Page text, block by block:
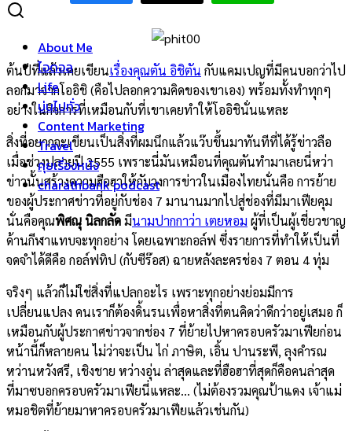
About Me
ไอดอล
Life
บ่นไปทั่ว
Content Marketing
Travel
คุยเรื่องหนัง
charathbank podcast
ต้นปีที่แล้วเคยเขียนเรื่องคุณตัน อิชิตัน กับแคมเปญที่มีคนบอกว่าไป
ลอกมาจากโออิชิ (คือไปลอกความคิดของเขาเอง) พร้อมทั้งทำทุกๆ
อย่างในกิจการที่เหมือนกับที่เขาเคยทำให้โออิชินั่นแหละ
สิ่งที่อยากจะเขียนเป็นสิ่งที่ผมนึกแล้วแว๊บขึ้นมาทันทีที่ได้รู้ข่าวลือ
เมื่อช่วงปลายปี 2555 เพราะนี่มันเหมือนที่คุณตันทำมาเลยนี่หว่า
ข่าวนั้นสร้างความฮือฮาให้กับวงการข่าวในเมืองไทยนั่นคือ การย้าย
ของผู้ประกาศข่าวที่อยู่กับช่อง 7 มานานมากไปสู่ช่องที่มีมาเฟียคุม
นั่นคือคุณพิศณุ นิลกลัดมีนามปากกาว่า เตยหอม ผู้ที่เป็นผู้เชี่ยวชาญ
ด้านกีฬาแทบจะทุกอย่าง โดยเฉพาะกอล์ฟ ซึ่งรายการที่ทำให้เป็นที่
จดจำได้ดีคือ กอล์ฟทิป (กับซีร๊อส) ฉายหลังละครช่อง 7 ตอน 4 ทุ่ม
จริงๆ แล้วก็ไม่ใช่สิ่งที่แปลกอะไร เพราะทุกอย่างย่อมมีการ
เปลี่ยนแปลง คนเราก็ต้องดิ้นรนเพื่อหาสิ่งที่ตนคิดว่าดีกว่าอยู่เสมอ ก็
เหมือนกับผู้ประกาศข่าวจากช่อง 7 ที่ย้ายไปหาครอบครัวมาเฟียก่อน
หน้านี้ก็หลายคน ไม่ว่าจะเป็น ไก่ ภาษิต, เอิ้น ปานระพี, ลุงคำรณ
หว่านหวังศรี, เชิงชาย หว่างอุ่น ล่าสุดและที่ฮือฮาที่สุดก็คือคนล่าสุด
ที่มาซบอกครอบครัวมาเฟียนี่แหละ… (ไม่ต้องรวมคุณป้าแดง เจ้าแม่
หมอชิตที่ย้ายมาหาครอบครัวมาเฟียแล้วเช่นกัน)